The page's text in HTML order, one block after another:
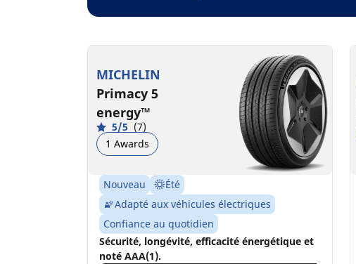
MICHELIN
Primacy 5
energy™
5/5 (7)
1 Awards
Nouveau
Été
Adapté aux véhicules électriques
Confiance au quotidien
Sécurité, longévité, efficacité énergétique et
noté AAA(1).